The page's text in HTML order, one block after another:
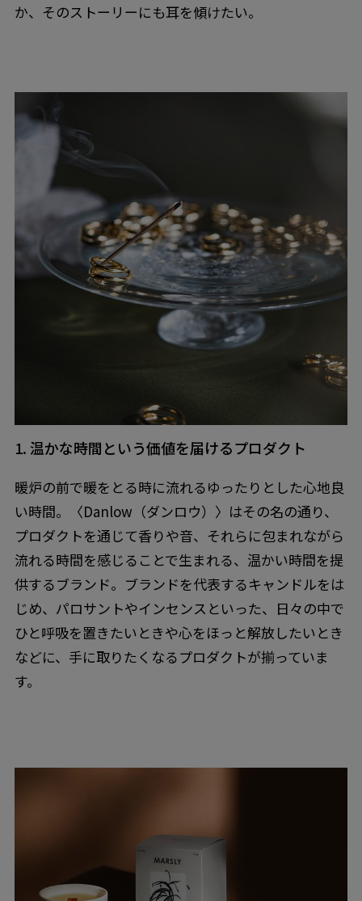
か、そのストーリーにも耳を傾けたい。
1. 温かな時間という価値を届けるプロダクト
暖炉の前で暖をとる時に流れるゆったりとした心地良
い時間。〈Danlow（ダンロウ）〉はその名の通り、
プロダクトを通じて香りや音、それらに包まれながら
流れる時間を感じることで生まれる、温かい時間を提
供するブランド。ブランドを代表するキャンドルをは
じめ、パロサントやインセンスといった、日々の中で
ひと呼吸を置きたいときや心をほっと解放したいとき
などに、手に取りたくなるプロダクトが揃っていま
す。